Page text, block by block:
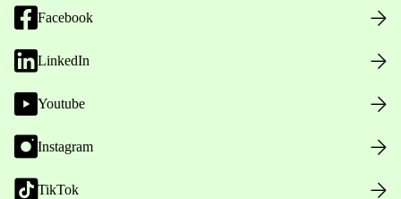
Facebook
LinkedIn
Youtube
Instagram
TikTok